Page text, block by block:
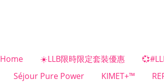
Home ☀️LLB限時限定套裝優惠
Séjour Pure Power
KIMET+™